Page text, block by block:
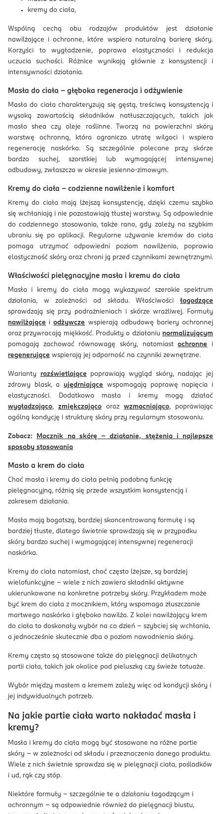
kremy do ciała,
Wspólną cechą obu rodzajów produktów jest działanie
nawilżające i ochronne, które wspiera naturalną barierę skóry.
Korzyści to wygładzenie, poprawa elastyczności i redukcja
uczucia suchości. Różnice wynikają głównie z konsystencji i
intensywności działania.
Masła do ciała – głęboka regeneracja i odżywienie
Masła do ciała charakteryzują się gęstą, treściwą konsystencją i
wysoką zawartością składników natłuszczających, takich jak
masło shea czy oleje roślinne. Tworzą na powierzchni skóry
warstwę ochronną, która ogranicza utratę wilgoci i wspiera
regenerację naskórka. Są szczególnie polecane przy skórze
bardzo suchej, szorstkiej lub wymagającej intensywnej
odbudowy, zwłaszcza w okresie jesienno-zimowym.
Kremy do ciała – codzienne nawilżenie i komfort
Kremy do ciała mają lżejszą konsystencję, dzięki czemu szybko
się wchłaniają i nie pozostawiają tłustej warstwy. Są odpowiednie
do codziennego stosowania, także rano, gdy zależy na szybkim
ubraniu się po aplikacji. Regularne używanie kremów do ciała
pomaga utrzymać odpowiedni poziom nawilżenia, poprawia
elastyczność skóry oraz chroni ją przed czynnikami zewnętrznymi.
Właściwości pielęgnacyjne masła i kremu do ciała
Masła i kremy do ciała mogą wykazywać szerokie spektrum
działania, w zależności od składu. Właściwości łagodzące
sprawdzają się przy podrażnieniach i skórze wrażliwej. Formuły
nawilżające iodżywcze
wspierają odbudowę bariery ochronnej
oraz przywracają miękkość. Produkty o działaniu normalizującym
pomagają zachować równowagę skóry, natomiastochronne
i
regenerujące wspierają jej odporność na czynniki zewnętrzne.
Warianty rozświetlające poprawiają wygląd skóry, nadając jej
zdrowy blask, a ujędrniające wspomagają poprawę napięcia i
elastyczności. Dodatkowo masła i kremy mogą działać
wygładzająco, zmiękczająco oraz wzmacniająco, poprawiając
ogólną kondycję i strukturę skóry przy regularnym stosowaniu.
Zobacz:
Mocznik na skórę – działanie, stężenia i najlepsze
sposoby stosowania
Masło a krem do ciała
Choć masła i kremy do ciała pełnią podobną funkcję
pielęgnacyjną, różnią się przede wszystkim konsystencją i
zakresem działania.
Masła mają bogatszą, bardziej skoncentrowaną formułę i są
bardziej tłuste, dlatego świetnie sprawdzają się w przypadku
skóry bardzo suchej i wymagającej intensywnej regeneracji
naskórka.
Kremy do ciała natomiast, choć często lżejsze, są bardziej
wielofunkcyjne – wiele z nich zawiera składniki aktywne
ukierunkowane na konkretne potrzeby skóry. Przykładem może
być krem do ciała z mocznikiem, który wspomaga złuszczanie
martwego naskórka i głęboko nawilża. Z kolei nawilżający krem
do ciała to doskonały wybór na co dzień – szybciej się wchłania,
a jednocześnie skutecznie dba o poziom nawodnienia skóry.
Kremy często są stosowane także do pielęgnacji delikatnych
partii ciała, takich jak okolice pod pieluszką czy świeże tatuaże.
Wybór między masłem a kremem zależy więc od kondycji skóry i
jej indywidualnych potrzeb.
Na jakie partie ciała warto nakładać masła i
kremy?
Masła i kremy do ciała mogą być stosowane na różne partie
skóry – w zależności od składu i przeznaczenia danego produktu.
Wiele z nich świetnie sprawdza się w pielęgnacji ciała, pośladków
i ud, rąk czy stóp.
Niektóre formuły – szczególnie te o działaniu łagodzącym i
ochronnym – są odpowiednie również do pielęgnacji biustu,